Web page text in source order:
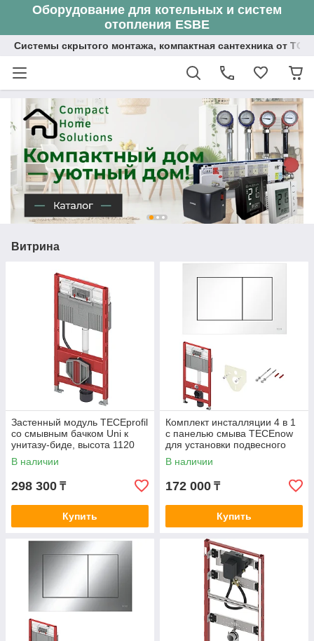
Оборудование для котельных и систем
отопления ESBE
Системы скрытого монтажа, компактная сантехника от
Витрина
Застенный модуль TECEprofil
со смывным бачком Uni к
унитазу-биде, высота 1120
мм (9300079)
В наличии
298 300 ₸
Купить
Комплект инсталляции 4 в 1
с панелью смыва ТЕСЕnow
для установки подвесного
унитаза (9400413)
В наличии
172 000 ₸
Купить